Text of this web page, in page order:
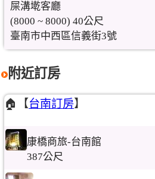
屎溝墘客廳
(8000 ~ 8000) 40公尺
臺南市中西區信義街3號
附近訂房
🏠【台南訂房】
康橋商旅-台南館
387公尺